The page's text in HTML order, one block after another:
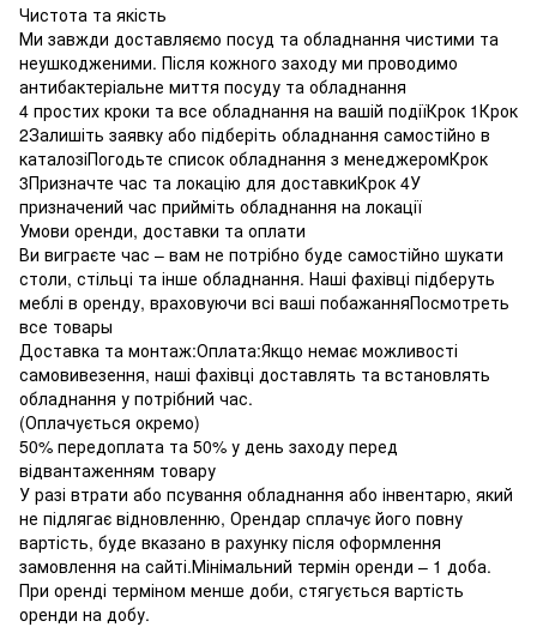
Чистота та якість
Ми завжди доставляємо посуд та обладнання чистими та
неушкодженими. Після кожного заходу ми проводимо
антибактеріальне миття посуду та обладнання
4 простих кроки та все обладнання на вашій подіїКрок 1Крок
2Залишіть заявку або підберіть обладнання самостійно в
каталозіПогодьте список обладнання з менеджеромКрок
3Призначте час та локацію для доставкиКрок 4У
призначений час прийміть обладнання на локації
Умови оренди, доставки та оплати
Ви виграєте час – вам не потрібно буде самостійно шукати
столи, стільці та інше обладнання. Наші фахівці підберуть
меблі в оренду, враховуючи всі ваші побажанняПосмотреть
все товары
Доставка та монтаж:Оплата:Якщо немає можливості
самовивезення, наші фахівці доставлять та встановлять
обладнання у потрібний час.
(Оплачується окремо)
50% передоплата та 50% у день заходу перед
відвантаженням товару
У разі втрати або псування обладнання або інвентарю, який
не підлягає відновленню, Орендар сплачує його повну
вартість, буде вказано в рахунку після оформлення
замовлення на сайті.Мінімальний термін оренди – 1 доба.
При оренді терміном менше доби, стягується вартість
оренди на добу.